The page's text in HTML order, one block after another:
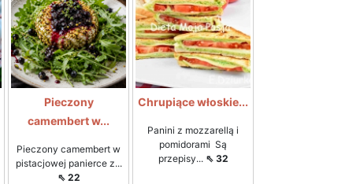
Pieczony
camembert w...
Pieczony camembert w
pistacjowej panierce z...
⇖ 22
Chrupiące włoskie...
Panini z mozzarellą i
pomidorami Są
przepisy... ⇖ 32